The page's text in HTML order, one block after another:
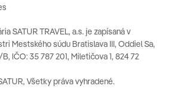
SATUR TRAVEL, a.s. je zapísaná v
Mestského súdu Bratislava III, Oddiel Sa,
IČO: 35 787 201, Miletičova 1, 824 72
Všetky práva vyhradené.